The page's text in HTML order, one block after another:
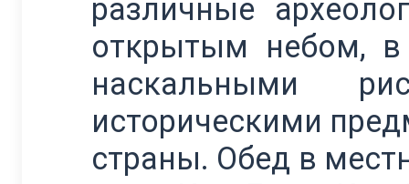
различные
открытым небом, в
наскальными
историческими
страны. Обед в